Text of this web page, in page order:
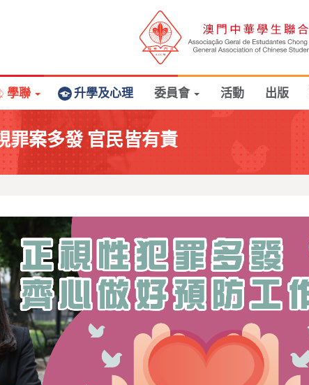
學聯 升學及心理 委員會 活動 出版
罪案多發 官民皆有責